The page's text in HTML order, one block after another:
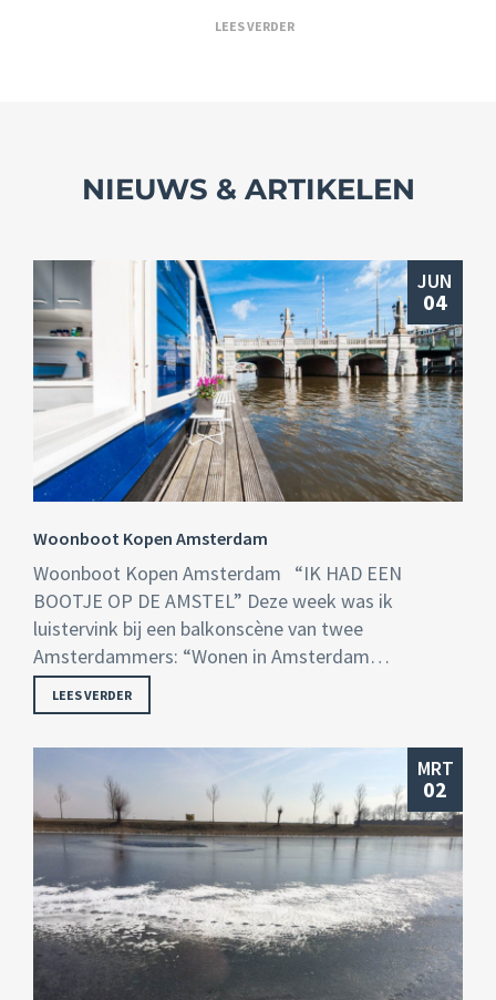
LEES VERDER
NIEUWS & ARTIKELEN
JUN
04
Woonboot Kopen Amsterdam
Woonboot Kopen Amsterdam “IK HAD EEN
BOOTJE OP DE AMSTEL” Deze week was ik
luistervink bij een balkonscène van twee
Amsterdammers: “Wonen in Amsterdam…
LEES VERDER
MRT
02